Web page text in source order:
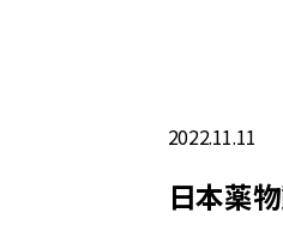
2022.11.11
日本薬